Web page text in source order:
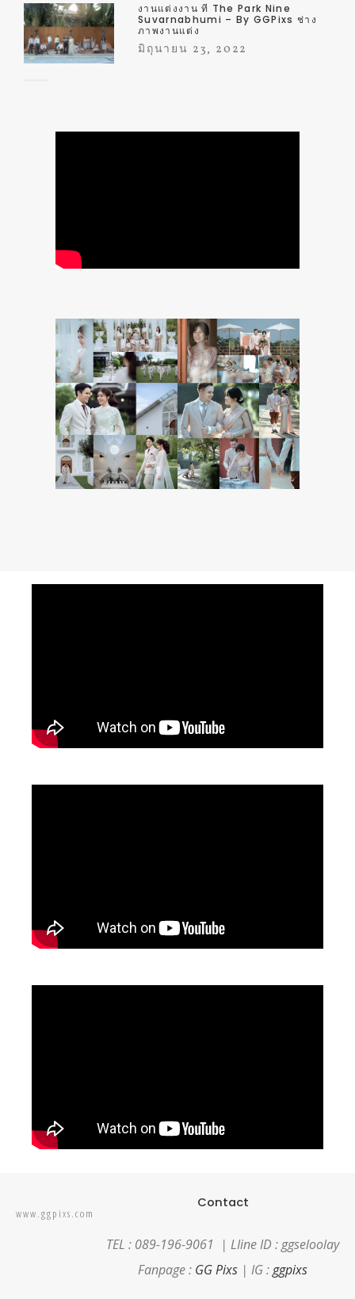
งานแต่งงาน ที่ The Park Nine
Suvarnabhumi – By GGPixs ช่าง
ภาพงานแต่ง
มิถุนายน 23, 2022
www.ggpixs.com
Contact
TEL : 089-196-9061 | LIine ID : ggseloolay
Fanpage : GG Pixs | IG :ggpixs